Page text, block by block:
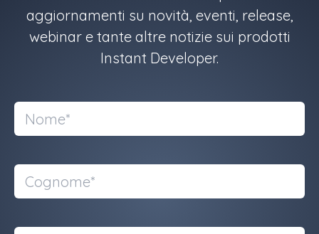
aggiornamenti su novità, eventi, release,
webinar e tante altre notizie sui prodotti
Instant Developer.